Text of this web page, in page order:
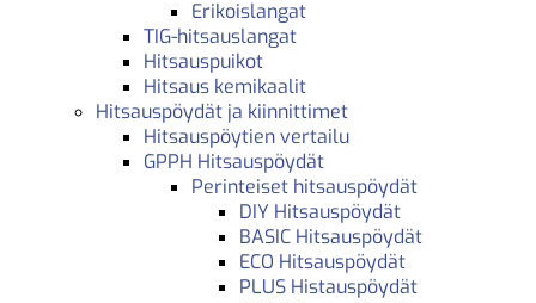
Erikoislangat
TIG-hitsauslangat
Hitsauspuikot
Hitsaus kemikaalit
Hitsauspöydät ja kiinnittimet
Hitsauspöytien vertailu
GPPH Hitsauspöydät
Perinteiset hitsauspöydät
DIY Hitsauspöydät
BASIC Hitsauspöydät
ECO Hitsauspöydät
PLUS Histauspöydät